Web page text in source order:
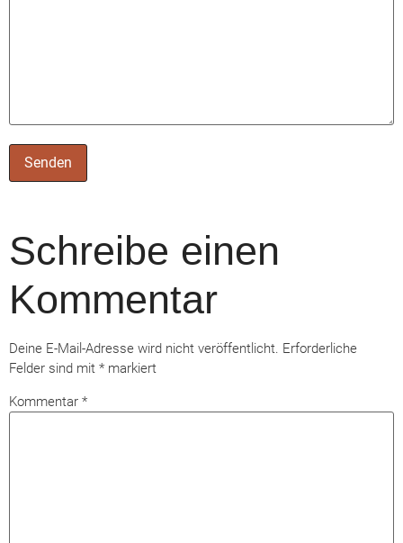
Schreibe einen
Kommentar
Deine E-Mail-Adresse wird nicht veröffentlicht. Erforderliche
Felder sind mit * markiert
Kommentar *